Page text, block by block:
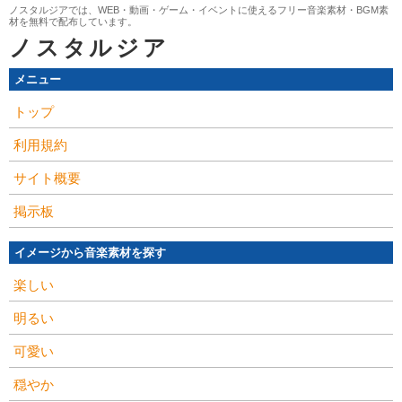
ノスタルジアでは、WEB・動画・ゲーム・イベントに使えるフリー音楽素材・BGM素
材を無料で配布しています。
ノスタルジア
メニュー
トップ
利用規約
サイト概要
掲示板
イメージから音楽素材を探す
楽しい
明るい
可愛い
穏やか